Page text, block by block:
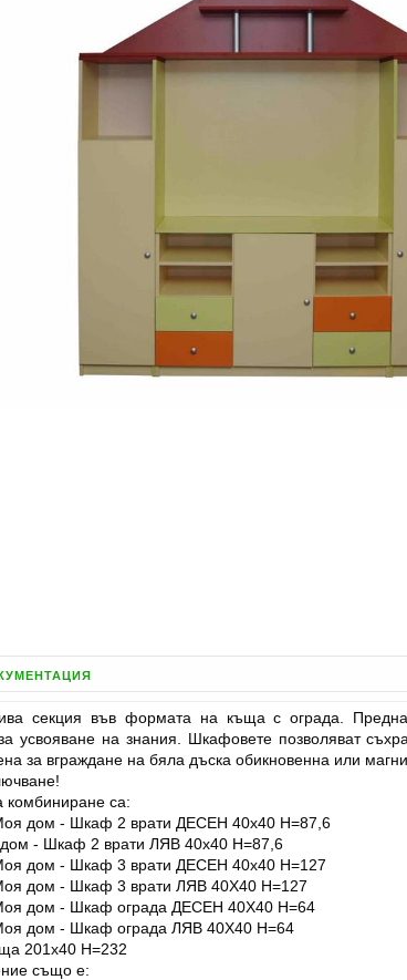
секция във формата на къща с ограда.
усвояване на знания. Шкафовете позволяват
за вграждане на бяла дъска обикновенна или
са:
дом - Шкаф 2 врати ДЕСЕН 40х40 Н=87,6
- Шкаф 2 врати ЛЯВ 40х40 Н=87,6
дом - Шкаф 3 врати ДЕСЕН 40х40 Н=127
дом - Шкаф 3 врати ЛЯВ 40Х40 Н=127
дом - Шкаф ограда ДЕСЕН 40Х40 Н=64
дом - Шкаф ограда ЛЯВ 40Х40 Н=64
201x40 Н=232
също е: